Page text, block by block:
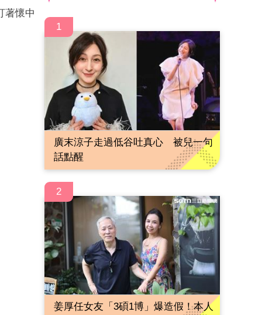
著懷中
1
廣末涼子走過低谷吐真心 被兒一句
話點醒
2
姜厚任女友「3碩1博」爆造假！本人